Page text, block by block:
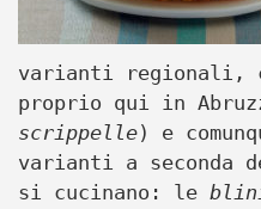
varianti regionali,
proprio qui in
scrippelle) e
varianti a seconda
si cucinano: le